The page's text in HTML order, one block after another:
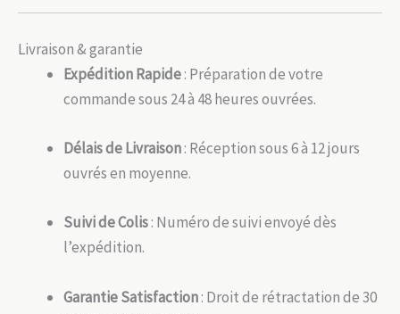
Livraison & garantie
Expédition Rapide: Préparation de votre
commande sous 24 à 48 heures ouvrées.
Délais de Livraison: Réception sous 6 à 12 jours
ouvrés en moyenne.
Suivi de Colis: Numéro de suivi envoyé dès
l’expédition.
Garantie Satisfaction: Droit de rétractation de 30